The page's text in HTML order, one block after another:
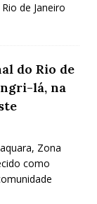
de Janeiro
do Rio de
lá, na
Zona
como